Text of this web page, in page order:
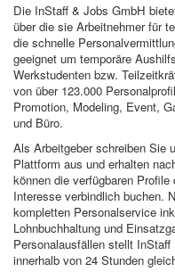
Die InStaff & Jobs GmbH
über die sie Arbeitnehmer für
die schnelle
geeignet um temporäre
Werkstudenten bzw.
von über 123.000
Promotion, Modeling, Event,
und Büro.
Als Arbeitgeber schreiben Sie
Plattform aus und erhalten
können die verfügbaren
Interesse verbindlich buchen.
kompletten Personalservice
Lohnbuchhaltung und
Personalausfällen stellt
innerhalb von 24 Stunden